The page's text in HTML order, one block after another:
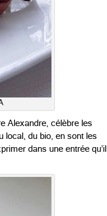
Alexandre, célèbre les
local, du bio, en sont les
dans une entrée qu’il